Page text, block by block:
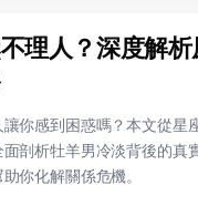
理人？深度解
你感到困惑嗎？本文從星
剖析牡羊男冷淡背後的真
你化解關係危機。